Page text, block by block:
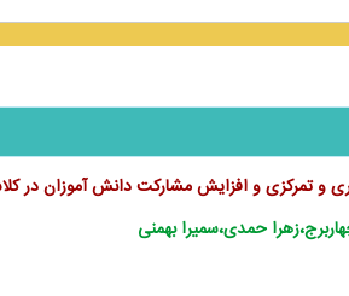
و تمرکزی و افزایش مشارکت دانش آموزان در
حمدی،سمیرا بهمنی